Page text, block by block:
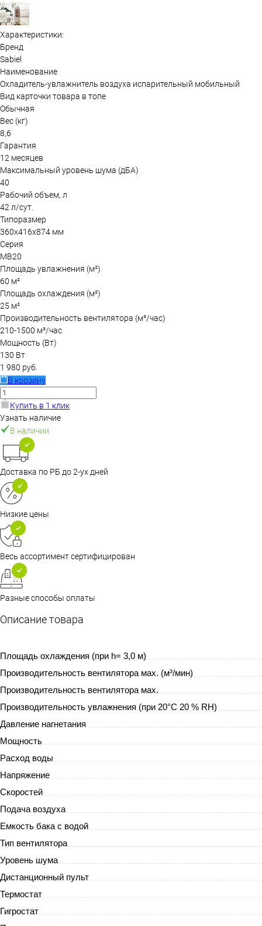
Характеристики:
Бренд
Sabiel
Наименование
Охладитель-увлажнитель воздуха испарительный мобильный
Вид карточки товара в топе
Обычная
Вес (кг)
8,6
Гарантия
12 месяцев
Максимальный уровень шума (дБА)
40
Рабочий объем, л
42 л/сут.
Типоразмер
360х416х874 мм
Серия
MB20
Площадь увлажнения (м²)
60 м²
Площадь охлаждения (м²)
25 м²
Производительность вентилятора (м³/час)
210-1500 м³/час
Мощность (Вт)
130 Вт
1 980 руб.
В корзину
Купить в 1 клик
Узнать наличие
В наличии
Доставка по РБ до 2-ух дней
Низкие цены
Весь ассортимент сертифицирован
Разные способы оплаты
Описание товара
Площадь охлаждения (при h= 3,0 м)
Производительность вентилятора мах. (м³/мин)
Производительность вентилятора мах.
Производительность увлажнения (при 20°С 20 % RH)
Давление нагнетания
Мощность
Расход воды
Напряжение
Скоростей
Подача воздуха
Емкость бака с водой
Тип вентилятора
Уровень шума
Дистанционный пульт
Термостат
Гигростат